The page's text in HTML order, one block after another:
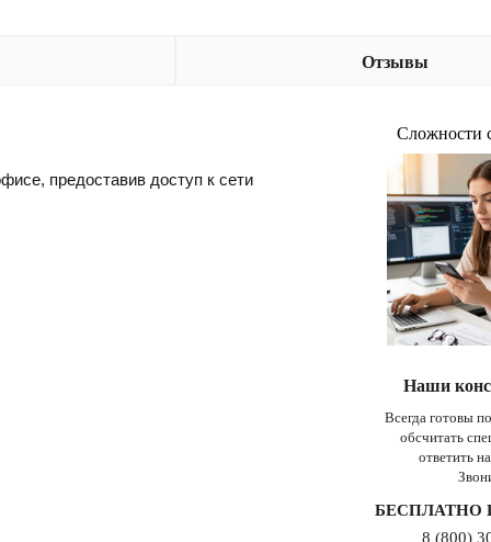
Отзывы
предоставив доступ к сети
Сложности
Наши
Всегда готовы
обсчитать
ответить
БЕСПЛАТНО
8 (800)